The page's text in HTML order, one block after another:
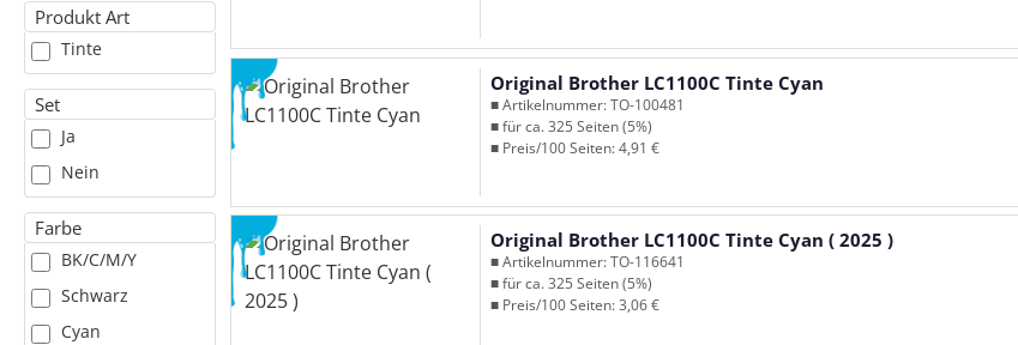
Produkt Art
Tinte
Set
Ja
Nein
Farbe
BK/C/M/Y
Schwarz
Cyan
Original Brother LC1100C Tinte Cyan
■ Artikelnummer: TO-100481
■ für ca. 325 Seiten (5%)
■ Preis/100 Seiten: 4,91 €
Original Brother LC1100C Tinte Cyan ( 2025 )
■ Artikelnummer: TO-116641
■ für ca. 325 Seiten (5%)
■ Preis/100 Seiten: 3,06 €